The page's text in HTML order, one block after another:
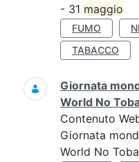
- 31 maggio
FUMO
TABACCO
Giornata
World No
Contenuto
Giornata
World No